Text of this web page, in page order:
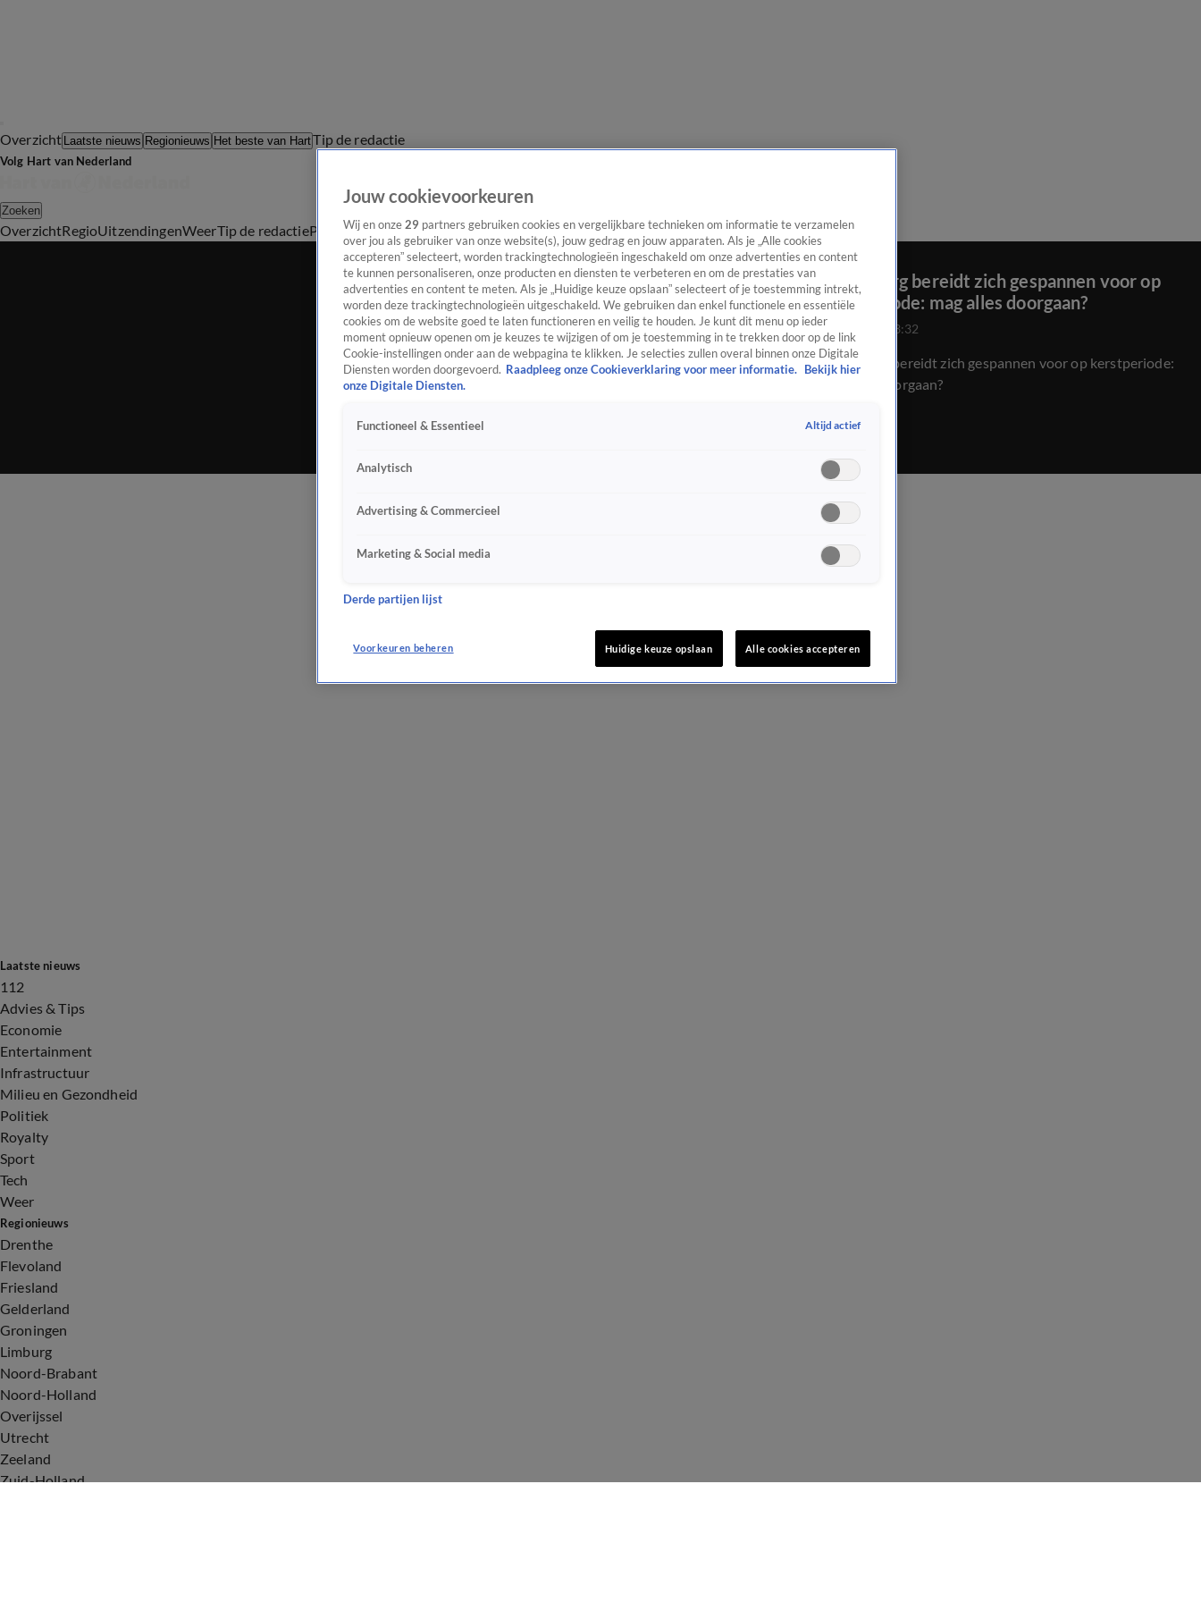
Overzicht Laatste nieuws Regionieuws Het beste van HartTip de redactie
Volg Hart van Nederland
Zoeken
OverzichtRegioUitzendingenWeerTip de redactiePanelVideo's
Valkenburg bereidt zich gespannen voor op
kerstperiode: mag alles doorgaan?
8 nov 2021, 23:32
Valkenburg bereidt zich gespannen voor op kerstperiode:
mag alles doorgaan?
Laatste nieuws
112
Advies & Tips
Economie
Entertainment
Infrastructuur
Milieu en Gezondheid
Politiek
Royalty
Sport
Tech
Weer
Regionieuws
Drenthe
Flevoland
Friesland
Gelderland
Groningen
Limburg
Noord-Brabant
Noord-Holland
Overijssel
Utrecht
Zeeland
Zuid-Holland
Jouw cookievoorkeuren
Wij en onze 29 partners gebruiken cookies en vergelijkbare technieken om informatie te verzamelen
over jou als gebruiker van onze website(s), jouw gedrag en jouw apparaten. Als je „Alle cookies
accepteren” selecteert, worden trackingtechnologieën ingeschakeld om onze advertenties en content
te kunnen personaliseren, onze producten en diensten te verbeteren en om de prestaties van
advertenties en content te meten. Als je „Huidige keuze opslaan” selecteert of je toestemming intrekt,
worden deze trackingtechnologieën uitgeschakeld. We gebruiken dan enkel functionele en essentiële
cookies om de website goed te laten functioneren en veilig te houden. Je kunt dit menu op ieder
moment opnieuw openen om je keuzes te wijzigen of om je toestemming in te trekken door op de link
Cookie-instellingen onder aan de webpagina te klikken. Je selecties zullen overal binnen onze Digitale
Diensten worden doorgevoerd. Raadpleeg onze Cookieverklaring voor meer informatie.
Bekijk hier
onze Digitale Diensten.
Functioneel & Essentieel Altijd actief
Analytisch
Advertising & Commercieel
Marketing & Social media
Derde partijen lijst
Voorkeuren beheren Huidige keuze opslaan Alle cookies accepteren